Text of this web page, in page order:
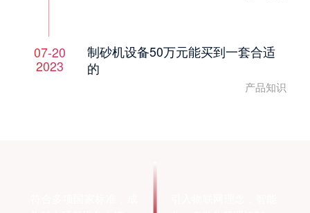
07-20
2023
制砂机设备50万元能买到一套合适
的
产品知识